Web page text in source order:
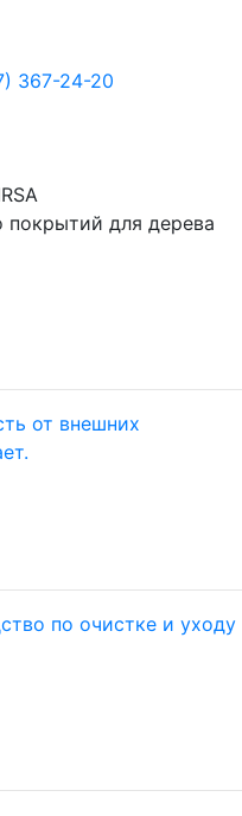
367-24-20
покрытий для дерева
от внешних
по очистке и уходу